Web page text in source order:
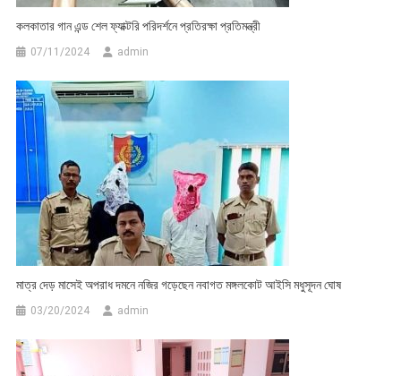
কলকাতার গান এন্ড শেল ফ্যাক্টরি পরিদর্শনে প্রতিরক্ষা প্রতিমন্ত্রী
07/11/2024 admin
মাত্র দেড় মাসেই অপরাধ দমনে নজির গড়েছেন নবাগত মঙ্গলকোট আইসি মধুসূদন ঘোষ
03/20/2024 admin